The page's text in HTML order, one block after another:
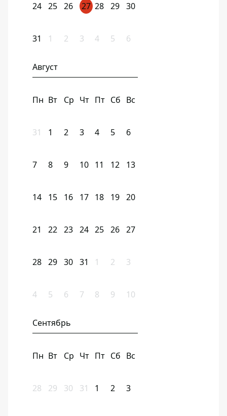
24 25 26 27 28 29 30
31 1 2 3 4 5 6
Август
Пн Вт Ср Чт Пт Сб Вс
31 1 2 3 4 5 6
7 8 9 10 11 12 13
14 15 16 17 18 19 20
21 22 23 24 25 26 27
28 29 30 31 1 2 3
4 5 6 7 8 9 10
Сентябрь
Пн Вт Ср Чт Пт Сб Вс
28 29 30 31 1 2 3